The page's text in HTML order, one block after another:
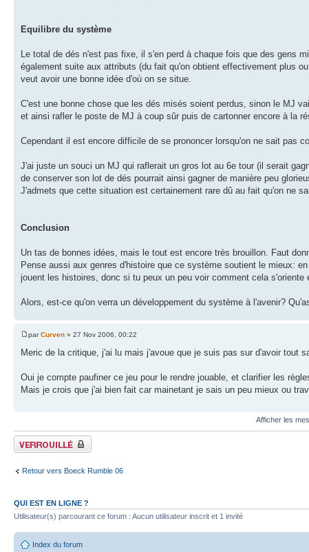
Equilibre du système
Le total de dés n'est pas fixe, il s'en perd à chaque fois que des gens
également suite aux attributs (du fait qu'on obtient effectivement plus
veut avoir une bonne idée d'où on se situe.
C'est une bonne chose que les dés misés soient perdus, sinon le MJ
et ainsi rafler le poste de MJ à coup sûr puis de cartonner encore à la
Cependant il est encore difficile de se prononcer lorsqu'on ne sait pas
J'ai juste un souci un MJ qui raflerait un gros lot au 6e tour (il serait
de conserver son lot de dés pourrait ainsi gagner de manière peu
J'admets que cette situation est certainement rare dû au fait qu'on ne
Conclusion
Un tas de bonnes idées, mais le tout est encore très brouillon. Faut
Pense aussi aux genres d'histoire que ce système soutient le mieux:
jouent les histoires, donc si tu peux un peu voir comment cela
Alors, est-ce qu'on verra un développement du système à l'avenir?
parCurven » 27 Nov 2006, 00:22
Meric de la critique, j'ai lu mais j'avoue que je suis pas sur d'avoir tout
Oui je compte paufiner ce jeu pour le rendre jouable, et clarifier les
Mais je crois que j'ai bien fait car mainetant je sais un peu mieux ou
Afficher les
Fil verrouillé
Retour vers Boeck Rumble 06
QUI EST EN LIGNE ?
Utilisateur(s) parcourant ce forum : Aucun utilisateur inscrit et 1 invité
Index du forum